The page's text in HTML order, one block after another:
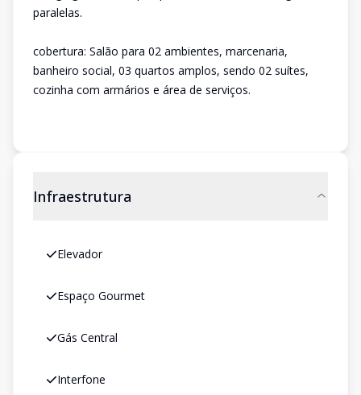
paralelas.
cobertura: Salão para 02 ambientes, marcenaria,
banheiro social, 03 quartos amplos, sendo 02 suítes,
cozinha com armários e área de serviços.
Infraestrutura
Elevador
Espaço Gourmet
Gás Central
Interfone